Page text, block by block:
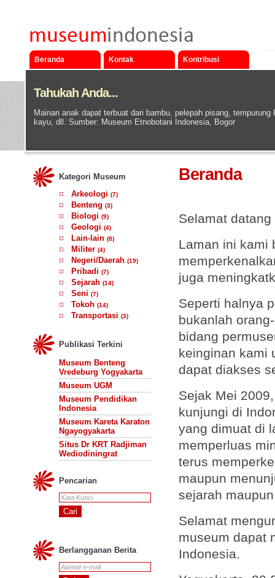
Beranda Kontak Kontribusi
Tahukah Anda...
Mainan anak dapat terbuat dari bambu, pelepah pisang,
kayu, dll. Sumber: Museum Etnobotani Indonesia, Bogor
Kategori Museum
Arkeologi (7)
Benteng (3)
Biologi (9)
Geologi (4)
Lain-lain (8)
Militer (4)
Negeri/Daerah (19)
Pribadi (7)
Sejarah (14)
Seni (7)
Tokoh (14)
Transportasi (3)
Publikasi Terkini
Museum Benteng
Vredeburg Yogyakarta
Museum UGM
Museum Pendidikan
Indonesia
Museum Kareta Karaton
Ngayogyakarta
Situs Dr KRT Radjiman
Wediodiningrat
Pencarian
Berlangganan Berita
Beranda
Selamat
Laman ini kami
juga
Seperti halnya
bukanlah
bidang
keinginan kami
dapat diakses
Sejak Mei
kunjungi di
yang dimuat di
memperluas
terus
maupun
sejarah
Selamat
museum dapat
Indonesia.